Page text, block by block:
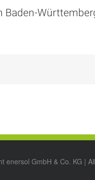
Baden-
enersol GmbH & Co. KG |